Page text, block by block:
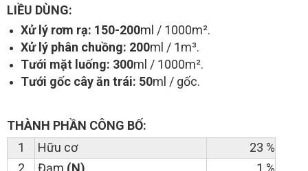
LIỀU DÙNG:
Xử lý rơm rạ: 150-200ml / 1000m².
Xử lý phân chuồng: 200ml / 1m³.
Tưới mặt luống: 300ml / 1000m².
Tưới gốc cây ăn trái: 50ml / gốc.
THÀNH PHẦN CÔNG BỐ:
1
Hữu cơ
23 %